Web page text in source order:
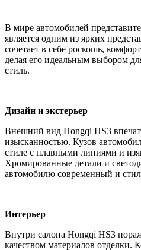
В мире автомобилей
является одним из ярких
сочетает в себе роскошь,
делая его идеальным выбором
стиль.
Дизайн и экстерьер
Внешний вид Hongqi HS3
изысканностью. Кузов
стиле с плавными линиями и
Хромированные детали и
автомобилю современный и
Интерьер
Внутри салона Hongqi HS3
качеством материалов отделки.